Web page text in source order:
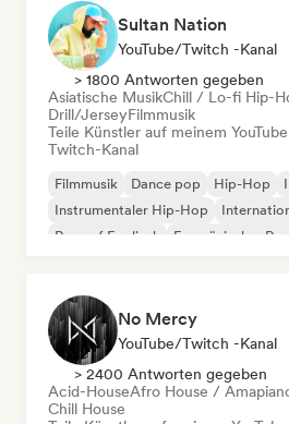
Sultan Nation
YouTube/Twitch -Kanal
> 1800 Antworten gegeben
Asiatische MusikChill / Lo-fi Hip-
Drill/JerseyFilmmusik
Teile Künstler auf meinem
Twitch-Kanal
Filmmusik Dance pop Hip-Hop
Instrumentaler Hip-Hop
Rap auf Englisch
Französischer Rap
No Mercy
YouTube/Twitch -Kanal
> 2400 Antworten gegeben
Acid-HouseAfro House /
Chill House